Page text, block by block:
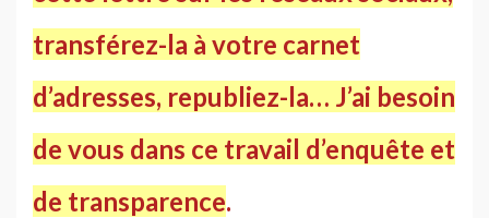
transférez-la à votre carnet
d’adresses, republiez-la… J’ai besoin
de vous dans ce travail d’enquête et
de transparence.